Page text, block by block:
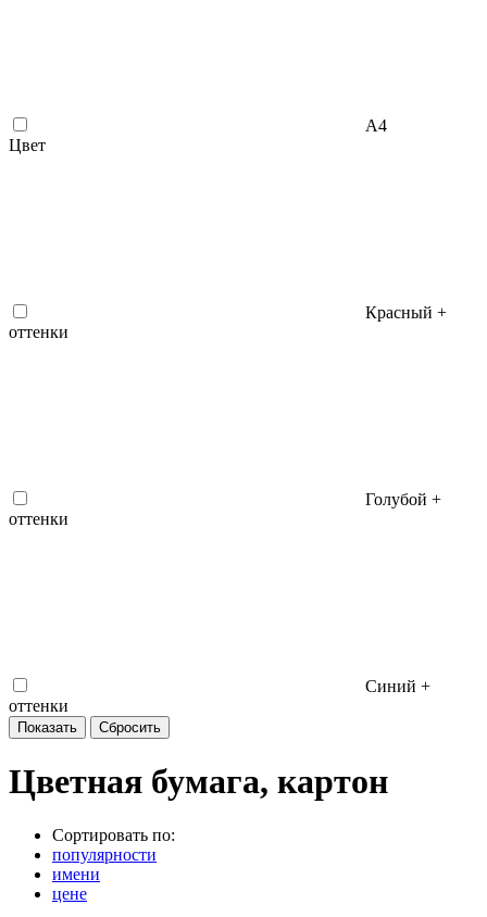
А4
Цвет
Красный +
оттенки
Голубой +
оттенки
Синий +
оттенки
Цветная бумага, картон
Сортировать по:
популярности
имени
цене